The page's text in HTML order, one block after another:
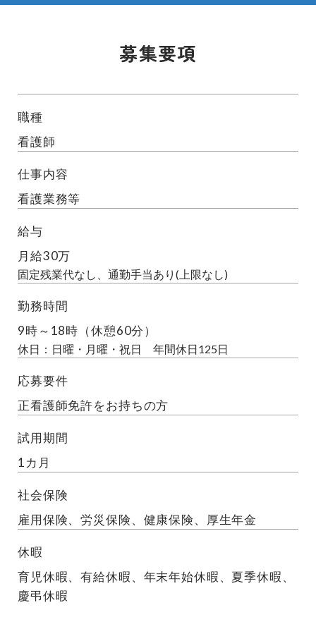
募集要項
職種
看護師
仕事内容
看護業務等
給与
月給30万
固定残業代なし、通勤手当あり(上限なし)
勤務時間
9時～18時（休憩60分）
休日：日曜・月曜・祝日 年間休日125日
応募要件
正看護師免許をお持ちの方
試用期間
1カ月
社会保険
雇用保険、労災保険、健康保険、厚生年金
休暇
育児休暇、有給休暇、年末年始休暇、夏季休暇、
慶弔休暇